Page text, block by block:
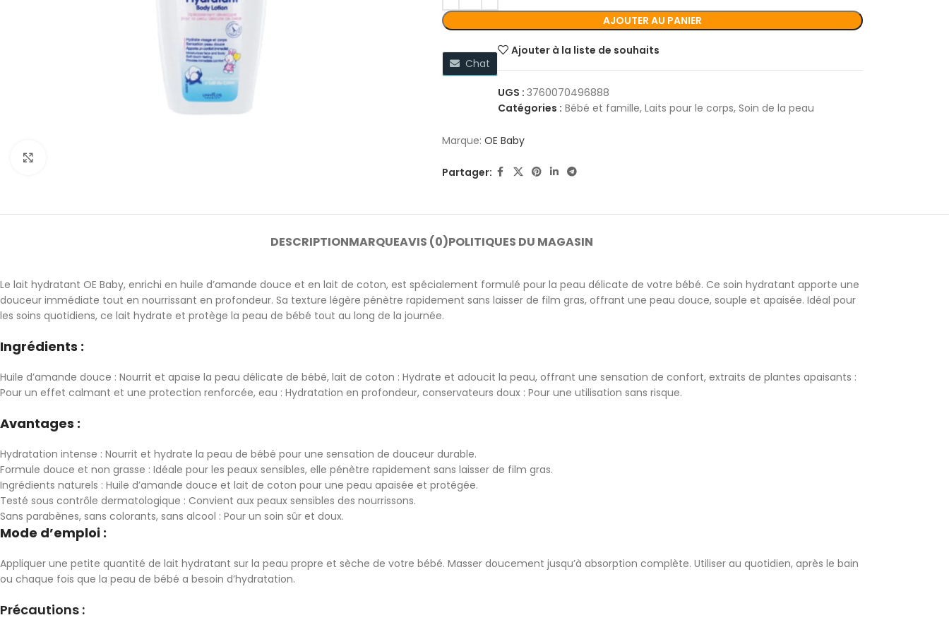
AJOUTER AU PANIER
Ajouter à la liste de souhaits
Chat
UGS : 3760070496888
Catégories : Bébé et famille, Laits pour le corps, Soin de la peau
Marque: OE Baby
Partager:
DESCRIPTIONMARQUEAVIS (0)POLITIQUES DU MAGASIN
Le lait hydratant OE Baby, enrichi en huile d’amande douce et en lait de coton, est spécialement formulé pour la peau délicate de votre bébé. Ce soin hydratant apporte une
douceur immédiate tout en nourrissant en profondeur. Sa texture légère pénètre rapidement sans laisser de film gras, offrant une peau douce, souple et apaisée. Idéal pour
les soins quotidiens, ce lait hydrate et protège la peau de bébé tout au long de la journée.
Ingrédients :
Huile d’amande douce : Nourrit et apaise la peau délicate de bébé, lait de coton : Hydrate et adoucit la peau, offrant une sensation de confort, extraits de plantes apaisants :
Pour un effet calmant et une protection renforcée, eau : Hydratation en profondeur, conservateurs doux : Pour une utilisation sans risque.
Avantages :
Hydratation intense : Nourrit et hydrate la peau de bébé pour une sensation de douceur durable.
Formule douce et non grasse : Idéale pour les peaux sensibles, elle pénètre rapidement sans laisser de film gras.
Ingrédients naturels : Huile d’amande douce et lait de coton pour une peau apaisée et protégée.
Testé sous contrôle dermatologique : Convient aux peaux sensibles des nourrissons.
Sans parabènes, sans colorants, sans alcool : Pour un soin sûr et doux.
Mode d’emploi :
Appliquer une petite quantité de lait hydratant sur la peau propre et sèche de votre bébé. Masser doucement jusqu’à absorption complète. Utiliser au quotidien, après le bain
ou chaque fois que la peau de bébé a besoin d’hydratation.
Précautions :